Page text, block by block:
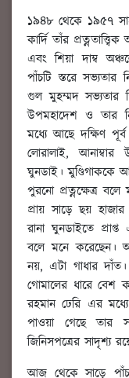
১৯৪৮ থেকে ১৯৫৭
কার্দি তাঁর
এবং শিয়া দাম্ব
পাঁচটি স্তরে সভ্যতার
গুল মুহম্মদ সভ্যতার
উপমহাদেশ ও তার
মধ্যে আছে দক্ষিণ পূর্ব
লোরালাই,
ঘুনডাই। মুণ্ডিগাককে
পুরনো প্রত্নক্ষেত্র
প্রায় সাড়ে ছয়
রানা ঘুনডাইতে
বলে মনে করেছেন।
নয়, এটা গাধার
গোমালের ধারে বেশ
রহমান ঢেরি এর
পাওয়া গেছে তার
জিনিসপত্রের সাদৃশ্য
আজ থেকে সাড়ে পাঁচ